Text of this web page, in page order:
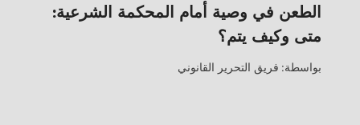
الطعن في وصية أمام المحكمة الشرعية:
متى وكيف يتم؟
بواسطة: فريق التحرير القانوني